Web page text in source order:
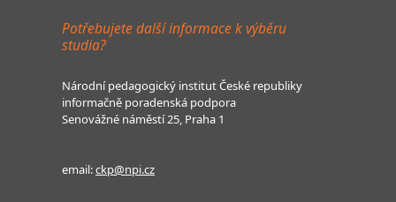
Potřebujete další informace k výběru
studia?
Národní pedagogický institut České republiky
informačně poradenská podpora
Senovážné náměstí 25, Praha 1
email:ckp@npi.cz